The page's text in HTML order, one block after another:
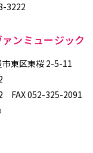
3222
ンミュージック
東区東桜 2-5-11
FAX 052-325-2091